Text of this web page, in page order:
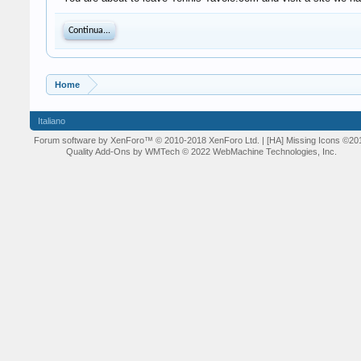
Continua...
Home
Italiano
Forum software by XenForo™ © 2010-2018 XenForo Ltd. | [HA] Missing Icons
Quality Add-Ons by WMTech © 2022 WebMachine Technologies, Inc.